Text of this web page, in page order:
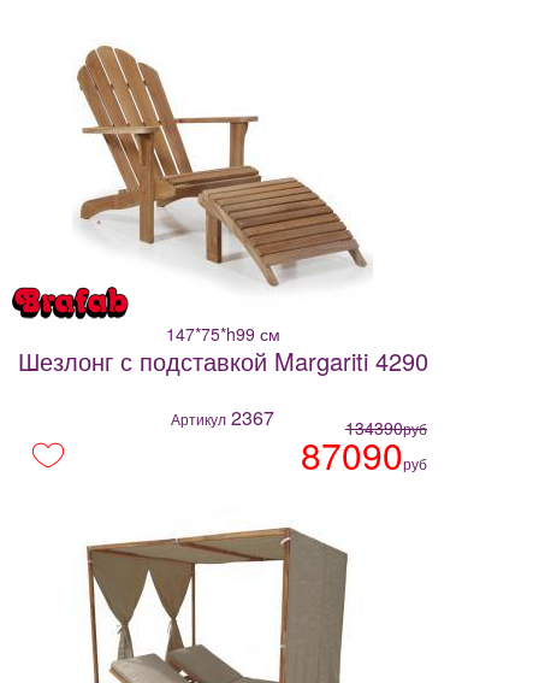
147*75*h99 см
Шезлонг с подставкой Margariti 4290
Артикул 2367 134390руб
87090руб